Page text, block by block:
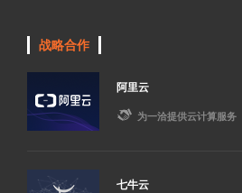
战略合作
阿里云
 为一洽提供云计算服务
七牛云